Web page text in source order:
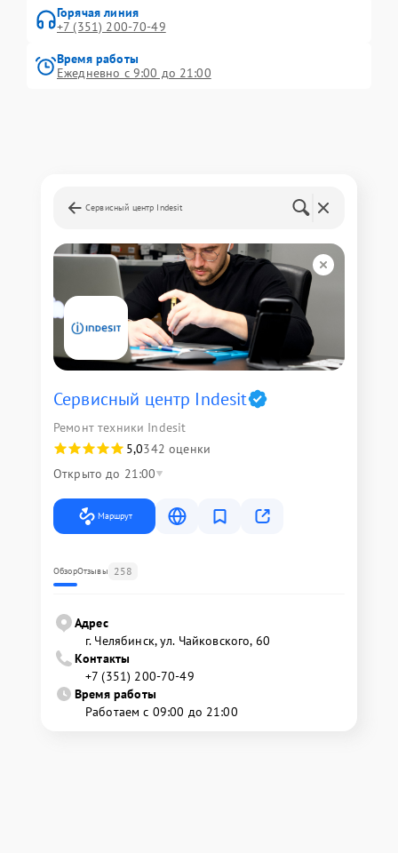
Горячая линия
+7 (351) 200-70-49
Время работы
Ежедневно с 9:00 до 21:00
Сервисный центр Indesit
Сервисный центр Indesit
Ремонт техники Indesit
5,0342 оценки
Открыто до 21:00
Маршрут
ОбзорОтзывы 258
Адрес
г. Челябинск, ул. Чайковского, 60
Контакты
+7 (351) 200-70-49
Время работы
Работаем с 09:00 до 21:00